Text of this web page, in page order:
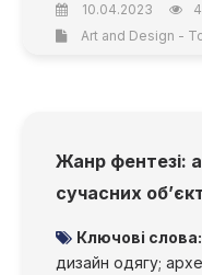
10.04.2023
Art and Design -
Жанр фентезі:
сучасних
Ключові слова:
дизайн одягу;